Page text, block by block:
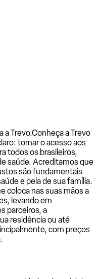
a Trevo.Conheça a Trevo
tornar o acesso aos
todos os brasileiros,
saúde. Acreditamos que
são fundamentais
e pela de sua família.
coloca nas suas mãos a
levando em
parceiros, a
residência ou até
com preços